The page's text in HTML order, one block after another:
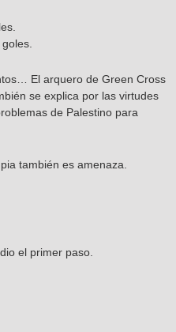
El arquero de Green Cross
se explica por las virtudes
de Palestino para
también es amenaza.
el primer paso.